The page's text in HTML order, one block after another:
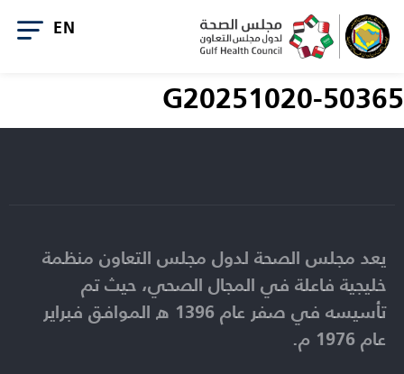
G20251020-50365
يعد مجلس الصحة لدول مجلس التعاون منظمة
خليجية فاعلة في المجال الصحي، حيث تم
تأسيسه في صفر عام 1396 ه الموافق فبراير
عام 1976 م.